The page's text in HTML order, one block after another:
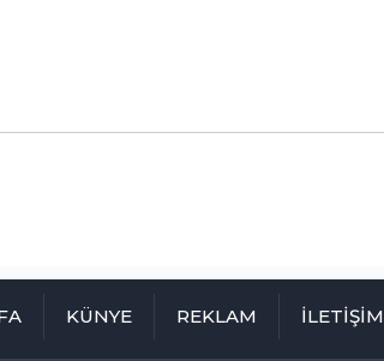
KÜNYE REKLAM İLETİŞİM